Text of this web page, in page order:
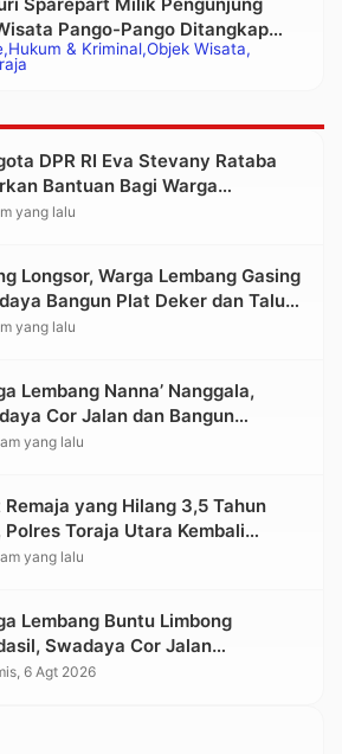
Hukum & Kriminal Objek Wisata
Pango-Pango Ditangkap
DPR RI Eva Stevany Rataba
Bantuan Bagi Warga
Longsor di Buntu Pepasan
yang lalu
Longsor, Warga Lembang Gasing
Bangun Plat Deker dan Talut
Penghubung Antar Lembang
yang lalu
Lembang Nanna’ Nanggala,
Cor Jalan dan Bangun
yang lalu
Remaja yang Hilang 3,5 Tahun
Polres Toraja Utara Kembali
TKP
yang lalu
Lembang Buntu Limbong
Swadaya Cor Jalan
500 Meter
6 Agt 2026